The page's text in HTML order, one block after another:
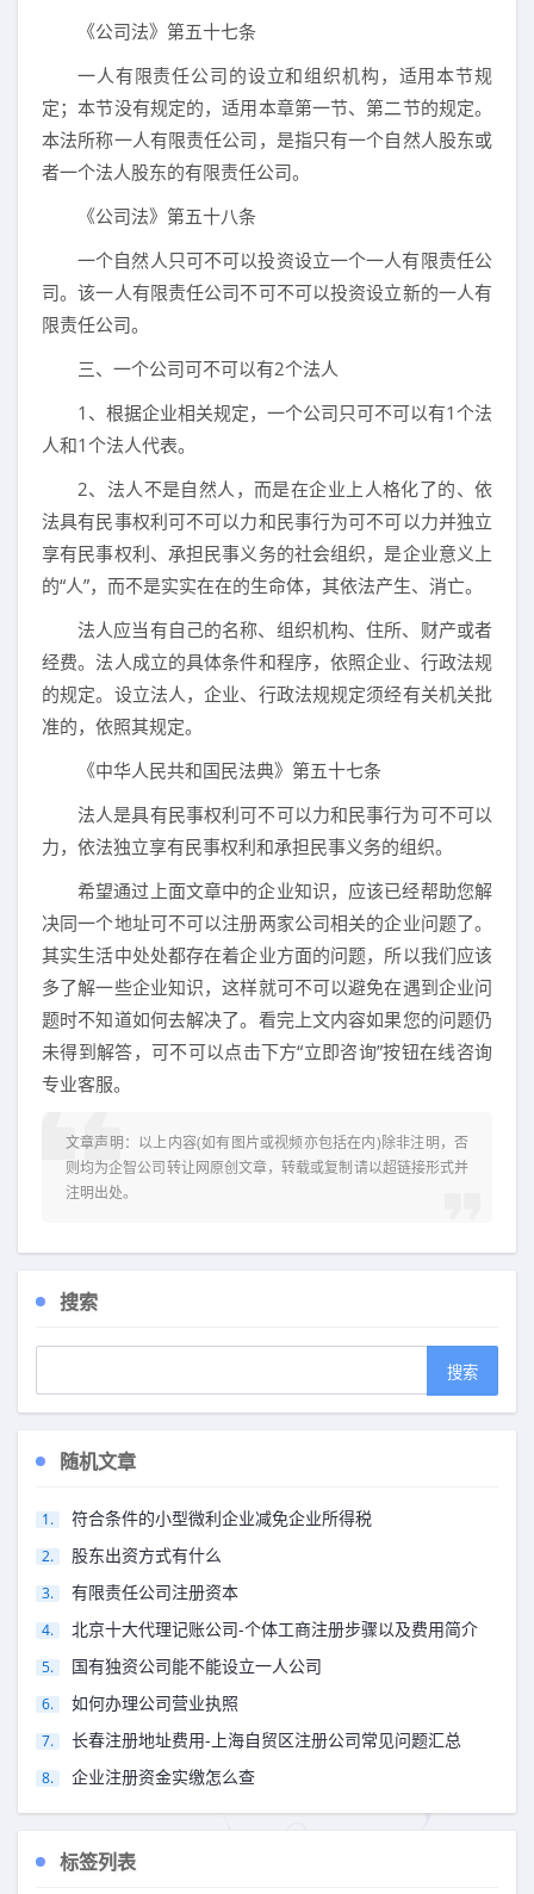
《公司法》第五十七条
一人有限责任公司的设立和组织机构，适用本节规
定；本节没有规定的，适用本章第一节、第二节的规定。
本法所称一人有限责任公司，是指只有一个自然人股东或
者一个法人股东的有限责任公司。
《公司法》第五十八条
一个自然人只可不可以投资设立一个一人有限责任公
司。该一人有限责任公司不可不可以投资设立新的一人有
限责任公司。
三、一个公司可不可以有2个法人
1、根据企业相关规定，一个公司只可不可以有1个法
人和1个法人代表。
2、法人不是自然人，而是在企业上人格化了的、依
法具有民事权利可不可以力和民事行为可不可以力并独立
享有民事权利、承担民事义务的社会组织，是企业意义上
的“人”，而不是实实在在的生命体，其依法产生、消亡。
法人应当有自己的名称、组织机构、住所、财产或者
经费。法人成立的具体条件和程序，依照企业、行政法规
的规定。设立法人，企业、行政法规规定须经有关机关批
准的，依照其规定。
《中华人民共和国民法典》第五十七条
法人是具有民事权利可不可以力和民事行为可不可以
力，依法独立享有民事权利和承担民事义务的组织。
希望通过上面文章中的企业知识，应该已经帮助您解
决同一个地址可不可以注册两家公司相关的企业问题了。
其实生活中处处都存在着企业方面的问题，所以我们应该
多了解一些企业知识，这样就可不可以避免在遇到企业问
题时不知道如何去解决了。看完上文内容如果您的问题仍
未得到解答，可不可以点击下方“立即咨询”按钮在线咨询
专业客服。
文章声明：以上内容(如有图片或视频亦包括在内)除非注明，否
则均为企智公司转让网原创文章，转载或复制请以超链接形式并
注明出处。
搜索
随机文章
符合条件的小型微利企业减免企业所得税
股东出资方式有什么
有限责任公司注册资本
北京十大代理记账公司-个体工商注册步骤以及费用简介
国有独资公司能不能设立一人公司
如何办理公司营业执照
长春注册地址费用-上海自贸区注册公司常见问题汇总
企业注册资金实缴怎么查
标签列表